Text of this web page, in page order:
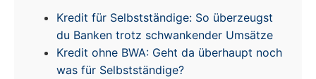
Kredit für Selbstständige: So überzeugst
du Banken trotz schwankender Umsätze
Kredit ohne BWA: Geht da überhaupt noch
was für Selbstständige?